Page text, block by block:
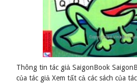
Thông tin tác giả SaigonBook
của tác giả Xem tất cả các sách của